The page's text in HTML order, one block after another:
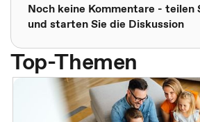
Noch keine Kommentare - teilen
und starten Sie die Diskussion
Top-Themen